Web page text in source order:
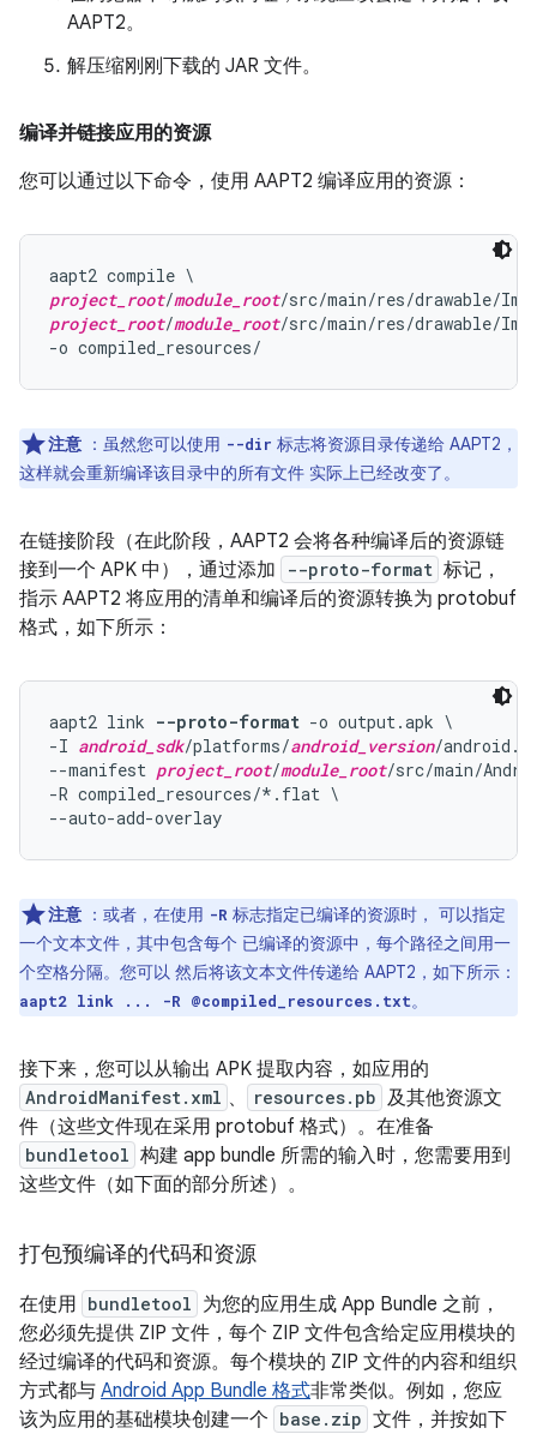
AAPT2。
解压缩刚刚下载的 JAR 文件。
编译并链接应用的资源
您可以通过以下命令，使用 AAPT2 编译应用的资源：
project_root/module_root
project_root/module_root/src/main/res/drawable/
注意 ：虽然您可以使用 --dir 标志将资源目录传递给 AAPT2，
这样就会重新编译该目录中的所有文件 实际上已经改变了。
在链接阶段（在此阶段，AAPT2 会将各种编译后的资源链
接到一个 APK 中），通过添加
--proto-format 标记，
指示 AAPT2 将应用的清单和编译后的资源转换为 protobuf
格式，如下所示：
aapt2 link --proto-format -o output.apk \
-I android_sdk/platforms/android_version/
--manifest project_root/module_root/src/main/
-R compiled_resources/*.flat \
注意 ：或者，在使用 -R 标志指定已编译的资源时， 可以指定
一个文本文件，其中包含每个 已编译的资源中，每个路径之间用一
个空格分隔。您可以 然后将该文本文件传递给 AAPT2，如下所示：
aapt2 link ... -R @compiled_resources.txt。
接下来，您可以从输出 APK 提取内容，如应用的
AndroidManifest.xml 、 resources.pb 及其他资源文
件（这些文件现在采用 protobuf 格式）。在准备
bundletool 构建 app bundle 所需的输入时，您需要用到
这些文件（如下面的部分所述）。
打包预编译的代码和资源
在使用 bundletool 为您的应用生成 App Bundle 之前，
您必须先提供 ZIP 文件，每个 ZIP 文件包含给定应用模块的
经过编译的代码和资源。每个模块的 ZIP 文件的内容和组织
方式都与 Android App Bundle 格式非常类似。例如，您应
该为应用的基础模块创建一个 base.zip 文件，并按如下